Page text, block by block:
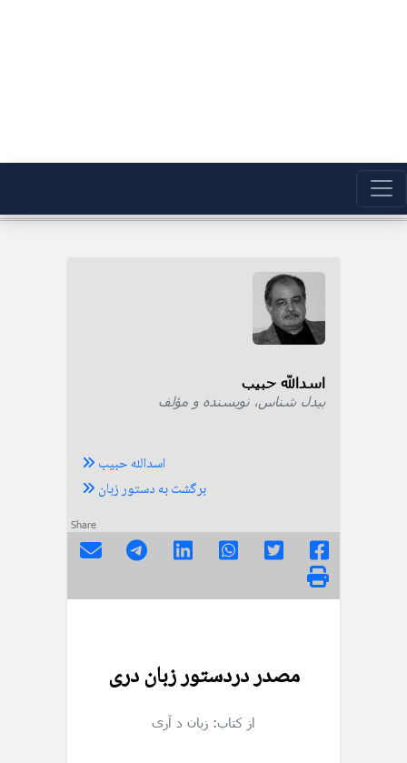
اسدالله حبیب
بیدل شناس، نویسنده و مؤلف
اسدالله حبیب
برگشت به دستور زبان
Share
مصدر دردستور زبان دری
از کتاب: زبان د آری